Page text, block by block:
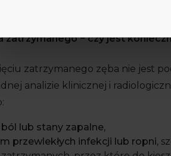
trudności zabiegu i preferencji
zatrzymanego − czy jest
zatrzymanego zęba nie jest
analizie klinicznej i
lub stany zapalne,
przewlekłych infekcji lub ropni,